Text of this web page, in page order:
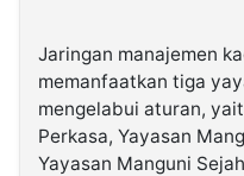
Jaringan manajemen
memanfaatkan tiga
mengelabui aturan,
Perkasa, Yayasan
Yayasan Manguni